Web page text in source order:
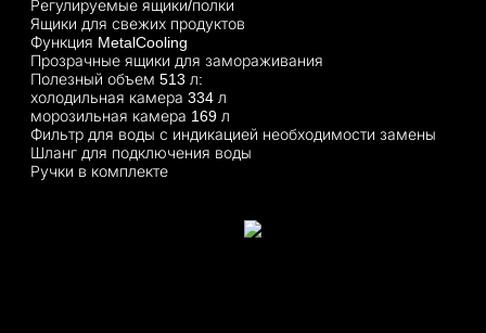
Регулируемые ящики/полки
Ящики для свежих продуктов
Функция MetalCooling
Прозрачные ящики для замораживания
Полезный объем 513 л:
холодильная камера 334 л
морозильная камера 169 л
Фильтр для воды с индикацией необходимости замены
Шланг для подключения воды
Ручки в комплекте